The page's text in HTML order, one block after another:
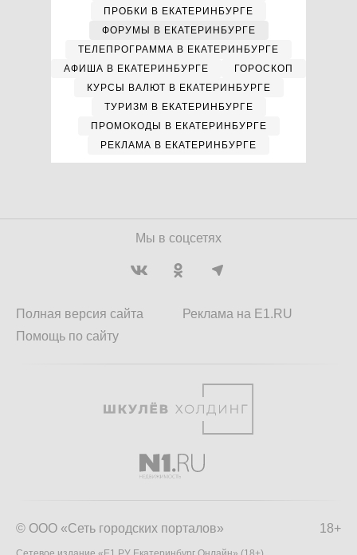
ПРОБКИ В ЕКАТЕРИНБУРГЕ
ФОРУМЫ В ЕКАТЕРИНБУРГЕ
ТЕЛЕПРОГРАММА В ЕКАТЕРИНБУРГЕ
АФИША В ЕКАТЕРИНБУРГЕ
ГОРОСКОП
КУРСЫ ВАЛЮТ В ЕКАТЕРИНБУРГЕ
ТУРИЗМ В ЕКАТЕРИНБУРГЕ
ПРОМОКОДЫ В ЕКАТЕРИНБУРГЕ
РЕКЛАМА В ЕКАТЕРИНБУРГЕ
Мы в соцсетях
Полная версия сайта
Помощь по сайту
Реклама на E1.RU
18+
© ООО «Сеть городских порталов»